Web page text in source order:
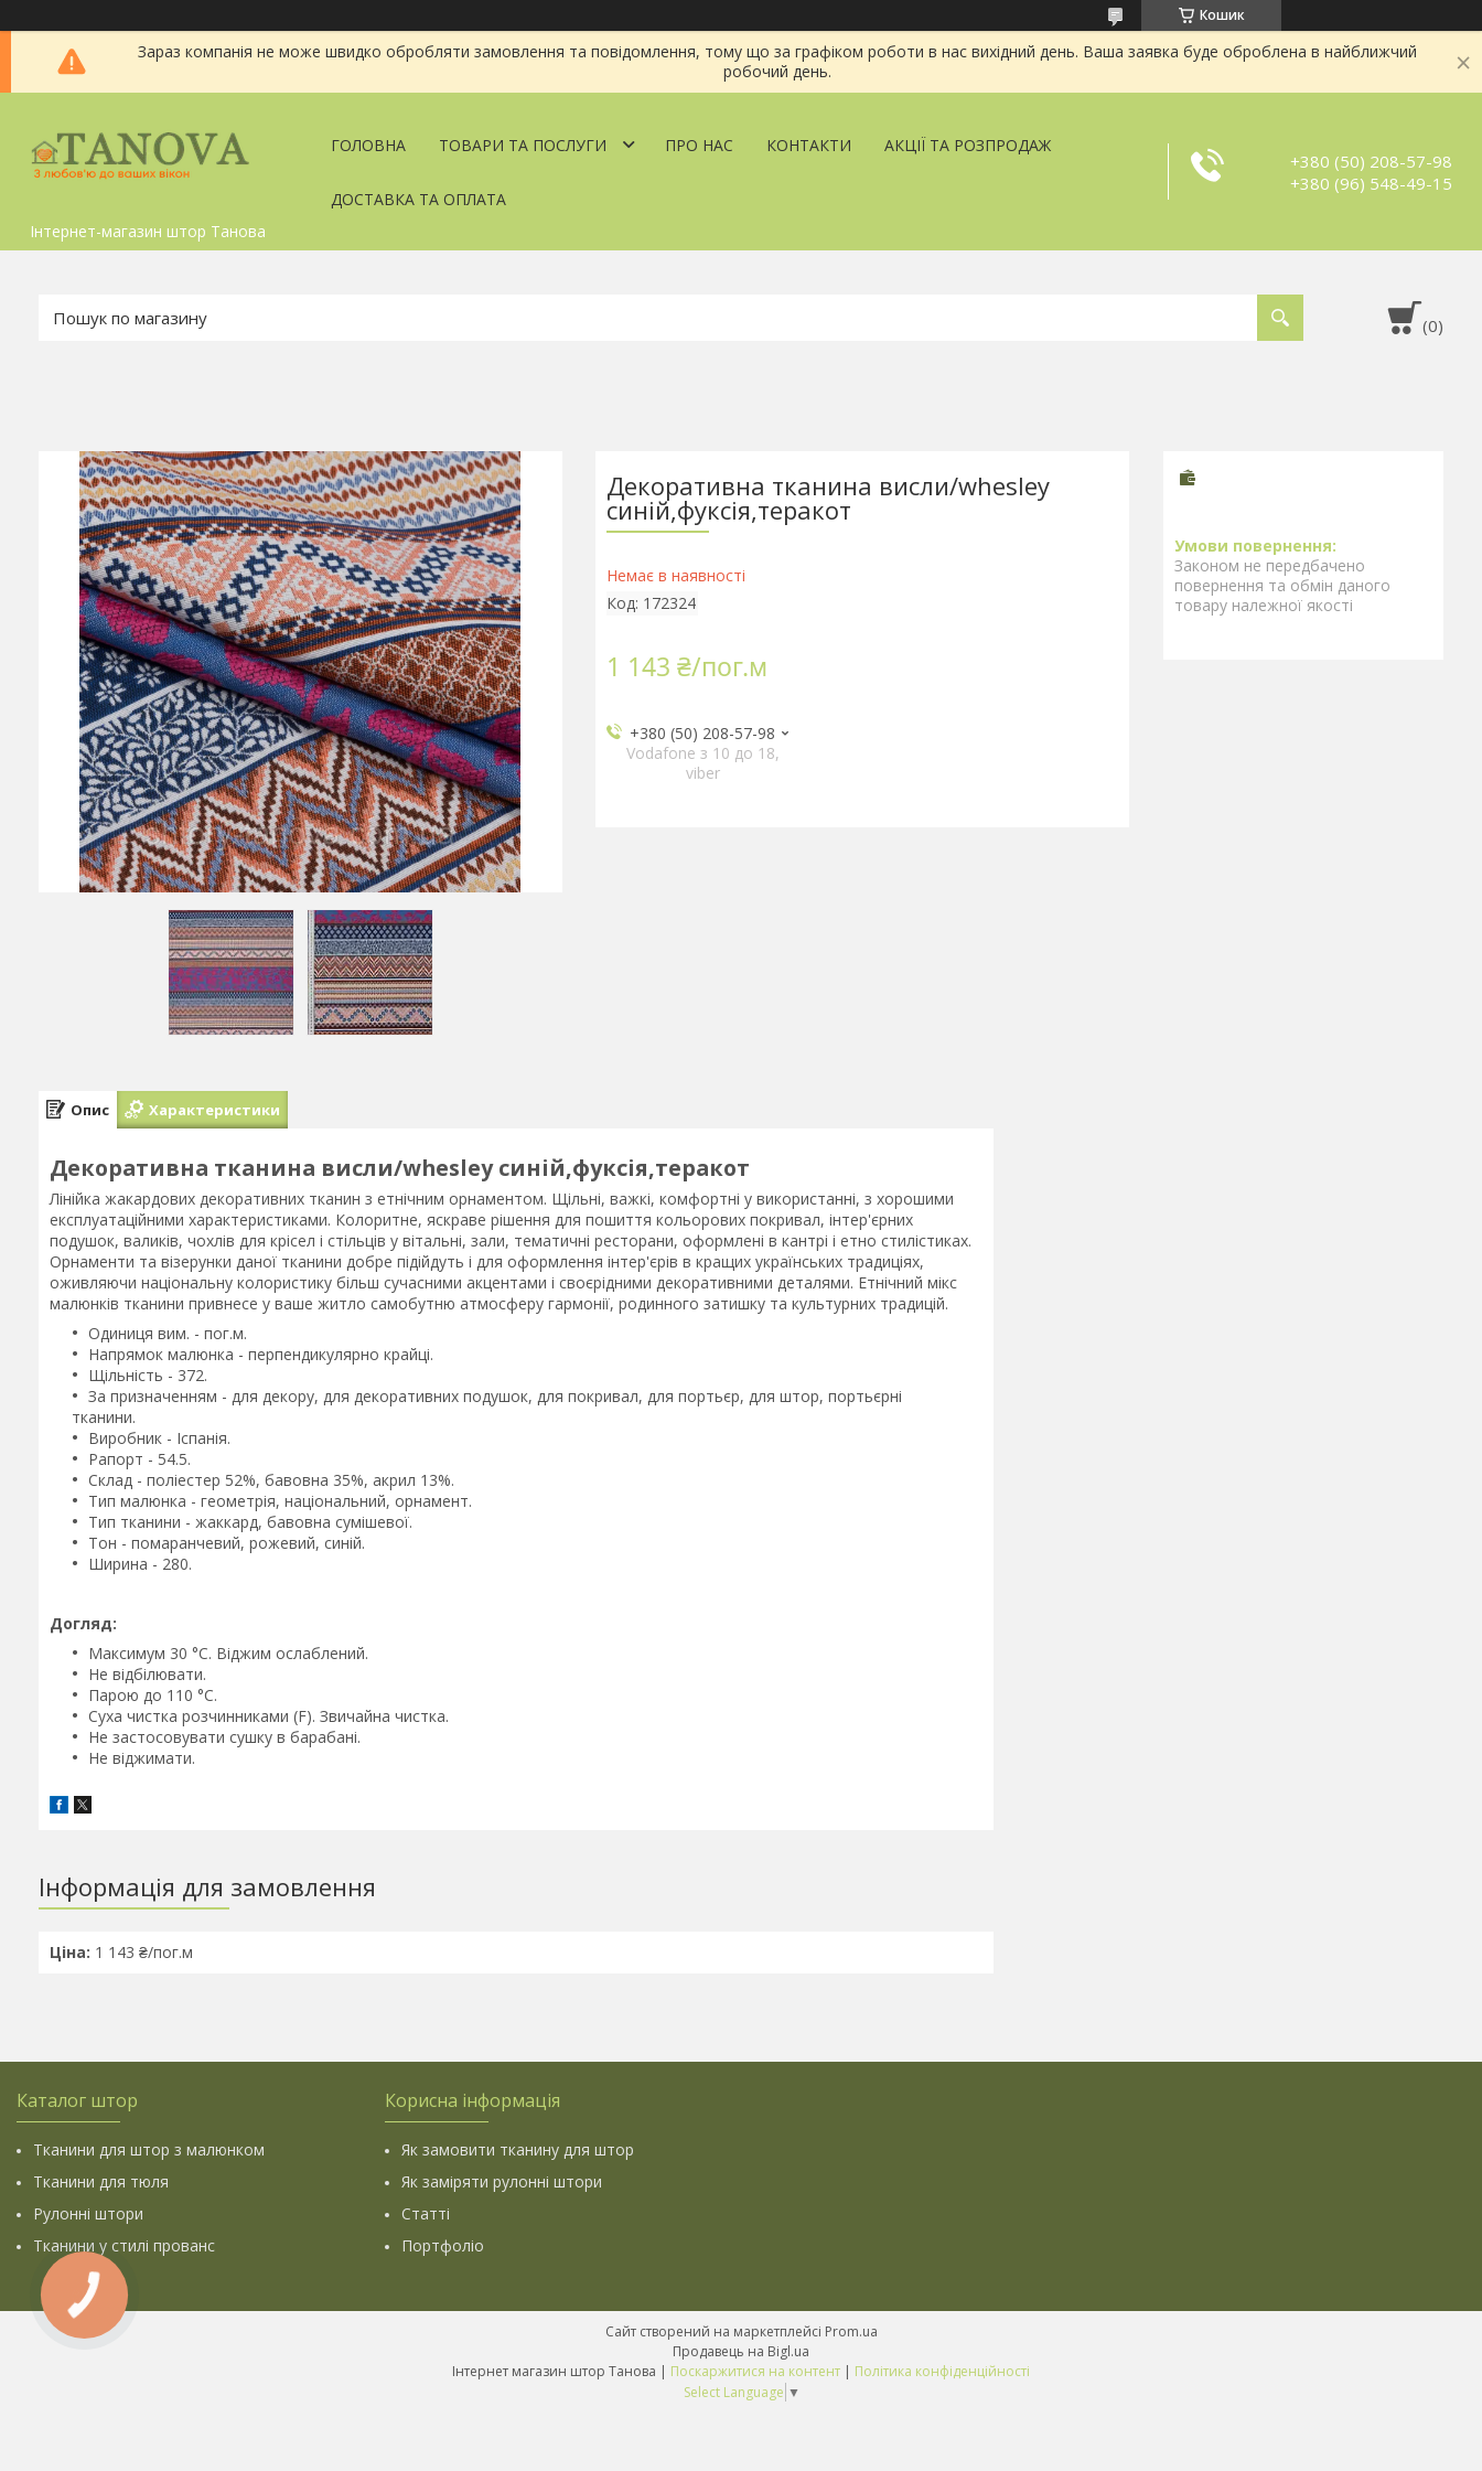
Кошик
Зараз компанія не може швидко обробляти замовлення та повідомлення, тому що за графіком роботи в нас вихідний день. Ваша заявка буде оброблена в найближчий
робочий день.
Інтернет-магазин штор Танова
ГОЛОВНА ТОВАРИ ТА ПОСЛУГИ ПРО НАС КОНТАКТИ АКЦІЇ ТА РОЗПРОДАЖ
ДОСТАВКА ТА ОПЛАТА
+380 (50) 208-57-98
+380 (96) 548-49-15
Декоративна тканина висли/whesley
синій,фуксія,теракот
Немає в наявності
Код: 172324
1 143 ₴/пог.м
+380 (50) 208-57-98
Vodafone з 10 до 18,
viber
Законом не передбачено
повернення та обмін даного
товару належної якості
Опис Характеристики
Декоративна тканина висли/whesley синій,фуксія,теракот
Лінійка жакардових декоративних тканин з етнічним орнаментом. Щільні, важкі, комфортні у використанні, з хорошими
експлуатаційними характеристиками. Колоритне, яскраве рішення для пошиття кольорових покривал, інтер'єрних
подушок, валиків, чохлів для крісел і стільців у вітальні, зали, тематичні ресторани, оформлені в кантрі і етно стилістиках.
Орнаменти та візерунки даної тканини добре підійдуть і для оформлення інтер'єрів в кращих українських традиціях,
оживляючи національну колористику більш сучасними акцентами і своєрідними декоративними деталями. Етнічний мікс
малюнків тканини привнесе у ваше житло самобутню атмосферу гармонії, родинного затишку та культурних традицій.
Одиниця вим. - пог.м.
Напрямок малюнка - перпендикулярно крайці.
Щільність - 372.
За призначенням - для декору, для декоративних подушок, для покривал, для портьєр, для штор, портьєрні
тканини.
Виробник - Іспанія.
Рапорт - 54.5.
Склад - поліестер 52%, бавовна 35%, акрил 13%.
Тип малюнка - геометрія, національний, орнамент.
Тип тканини - жаккард, бавовна сумішевої.
Тон - помаранчевий, рожевий, синій.
Ширина - 280.
Догляд:
Максимум 30 °C. Віджим ослаблений.
Не відбілювати.
Парою до 110 °C.
Суха чистка розчинниками (F). Звичайна чистка.
Не застосовувати сушку в барабані.
Не віджимати.
Інформація для замовлення
Ціна: 1 143 ₴/пог.м
Каталог штор
Тканини для штор з малюнком
Тканини для тюля
Рулонні штори
Тканини у стилі прованс
Корисна інформація
Як замовити тканину для штор
Як заміряти рулонні штори
Статті
Портфоліо
Сайт створений на маркетплейсі Prom.ua
Продавець на Bigl.ua
Інтернет магазин штор Танова | Поскаржитися на контент | Політика конфіденційності
Select Language ▼